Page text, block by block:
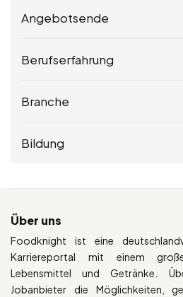
Angebotsende
Berufserfahrung
Branche
Bildung
Über uns
Foodknight ist eine
Karriereportal mit einem
Lebensmittel und Getränke.
Jobanbieter die Möglichkeiten,